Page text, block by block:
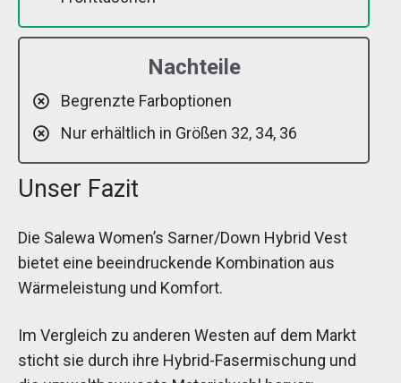
Nachteile
Begrenzte Farboptionen
Nur erhältlich in Größen 32, 34, 36
Unser Fazit
Die Salewa Women’s Sarner/Down Hybrid Vest
bietet eine beeindruckende Kombination aus
Wärmeleistung und Komfort.
Im Vergleich zu anderen Westen auf dem Markt
sticht sie durch ihre Hybrid-Fasermischung und